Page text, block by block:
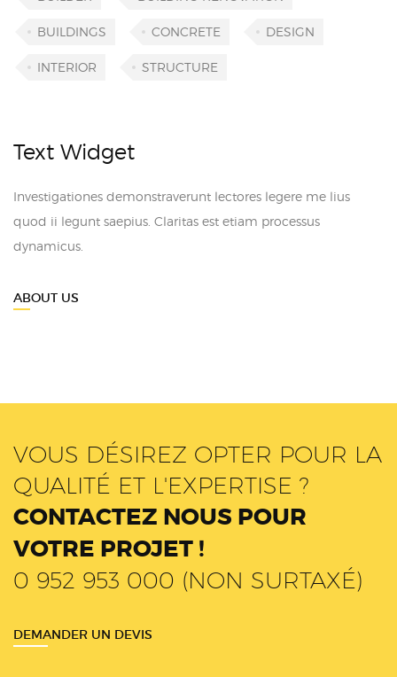
BUILDINGS CONCRETE DESIGN
INTERIOR STRUCTURE
Text Widget
Investigationes demonstraverunt lectores legere me lius
quod ii legunt saepius. Claritas est etiam processus
dynamicus.
ABOUT US
VOUS DÉSIREZ OPTER POUR LA
QUALITÉ ET L'EXPERTISE ?
CONTACTEZ NOUS POUR
VOTRE PROJET !
0 952 953 000 (NON SURTAXÉ)
DEMANDER UN DEVIS